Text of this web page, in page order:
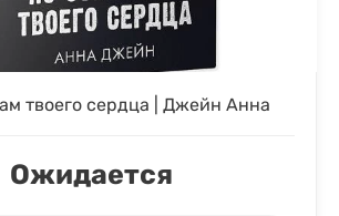
твоего сердца | Джейн Анна
Ожидается